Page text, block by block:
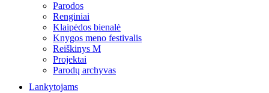
Parodos
Renginiai
Klaipėdos bienalė
Knygos meno festivalis
Reiškinys M
Projektai
Parodų archyvas
Lankytojams